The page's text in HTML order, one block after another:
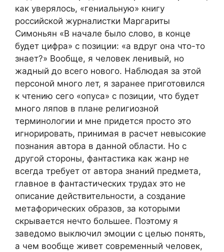
как уверялось, «гениальную» книгу
российской журналистки Маргариты
Симоньян «В начале было слово, в конце
будет цифра» с позиции: «а вдруг она что-то
знает?» Вообще, я человек ленивый, но
жадный до всего нового. Наблюдая за этой
персоной много лет, я заранее приготовился
к чтению сего «опуса» с позиции, что будет
много ляпов в плане религиозной
терминологии и мне придется просто это
игнорировать, принимая в расчет невысокие
познания автора в данной области. Но с
другой стороны, фантастика как жанр не
всегда требует от автора знаний предмета,
главное в фантастических трудах это не
описание действительности, а создание
метафорических образов, за которыми
скрывается нечто большее. Поэтому я
заведомо выключил эмоции с целью понять,
а чем вообще живет современный человек,